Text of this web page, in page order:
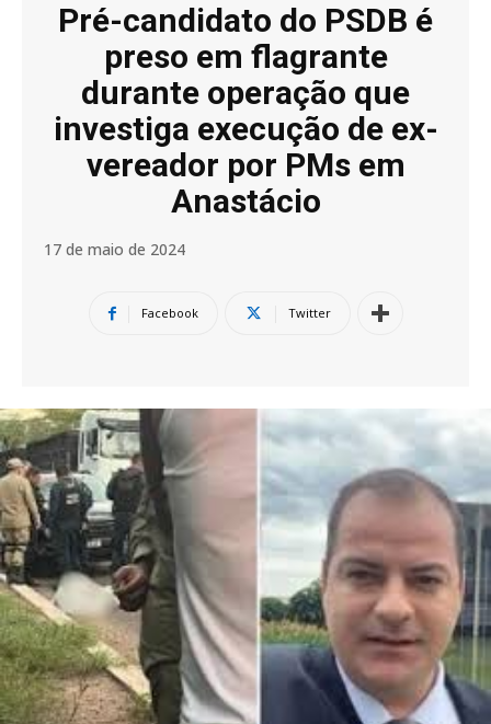
Pré-candidato do PSDB é
preso em flagrante
durante operação que
investiga execução de ex-
vereador por PMs em
Anastácio
17 de maio de 2024
Facebook Twitter